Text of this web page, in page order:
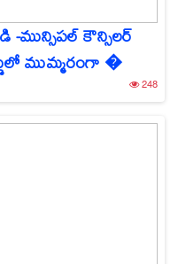
మున్సిపల్ కౌన్సిలర్
ముమ్మరంగా �
248